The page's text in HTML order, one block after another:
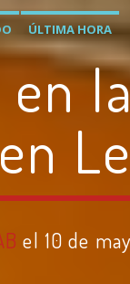
ÚLTIMA HORA
el 10 de